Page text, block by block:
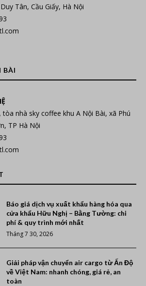
Tân, Cầu Giấy, Hà Nội
BÀI
tòa nhà sky coffee khu A Nội Bài, xã Phú
TP Hà Nội
Báo giá dịch vụ xuất khẩu hàng hóa qua
cửa khẩu Hữu Nghị – Bằng Tường: chi
phí & quy trình mới nhất
Tháng 7 30, 2026
Giải pháp vận chuyển air cargo từ Ấn Độ
về Việt Nam: nhanh chóng, giá rẻ, an
toàn